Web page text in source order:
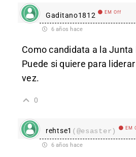
Gaditano1812 EM Off
6 años hace
Como candidata a la Junta
Puede si quiere para
vez.
0
rehtse1 (@esaster) EM
6 años hace